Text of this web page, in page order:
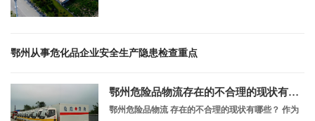
鄂州从事危化品企业安全生产隐患检查重点
鄂州危险品物流存在的不合理的现状有哪些？
鄂州危险品物流 存在的不合理的现状有哪些？ 作为